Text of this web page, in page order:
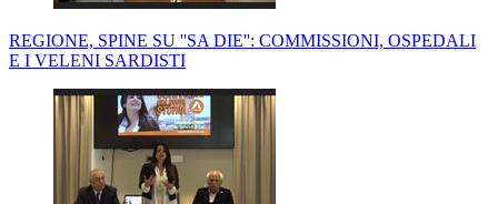
REGIONE, SPINE SU ''SA DIE'': COMMISSIONI, OSPEDALI
E I VELENI SARDISTI